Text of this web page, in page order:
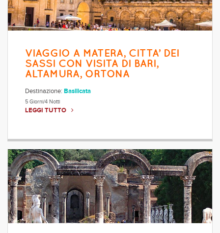
VIAGGIO A MATERA, CITTA’ DEI
SASSI CON VISITA DI BARI,
ALTAMURA, ORTONA
Destinazione: Basilicata
5 Giorni/4 Notti
LEGGI TUTTO